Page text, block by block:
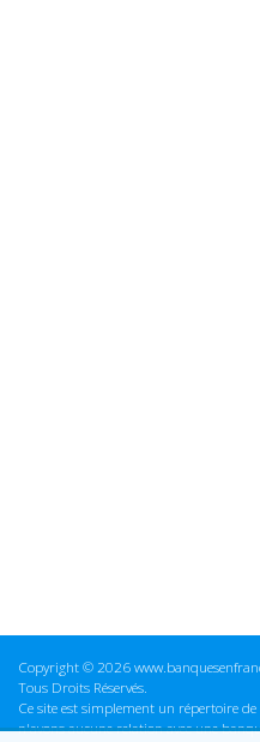
Copyright © 2026
Tous Droits Réservés.
Ce site est simplement un répertoire
n'avons aucune relation avec une